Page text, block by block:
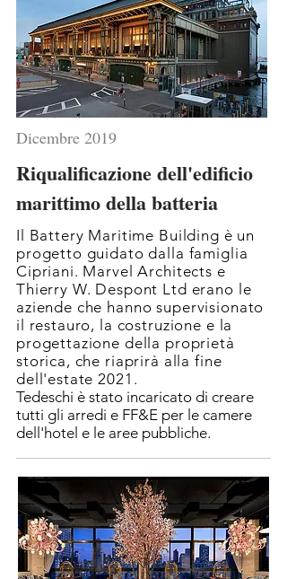
Dicembre 2019
Riqualificazione dell'edificio
marittimo della batteria
Il Battery Maritime Building è un
progetto guidato dalla famiglia
Cipriani. Marvel Architects e
Thierry W. Despont Ltd erano le
aziende che hanno supervisionato
il restauro, la costruzione e la
progettazione della proprietà
storica, che riaprirà alla fine
dell'estate 2021.
Tedeschi è stato incaricato di creare
tutti gli arredi e FF&E per le camere
dell'hotel e le aree pubbliche.